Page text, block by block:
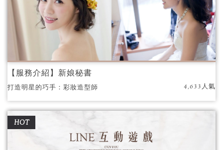
【服務介紹】新娘秘書
打造明星的巧手：彩妝造型師 4,633人氣
HOT